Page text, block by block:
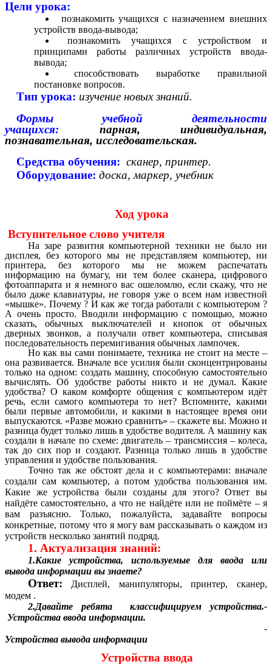
Цели урока:
познакомить учащихся с назначением внешних
устройств ввода-вывода;
познакомить учащихся с устройством и
принципами работы различных устройств ввода-
вывода;
способствовать выработке правильной
постановке вопросов.
Тип урока: изучение новых знаний.
Формы учебной деятельности
учащихся: парная, индивидуальная,
познавательная, исследовательская.
Средства обучения: сканер, принтер.
Оборудование: доска, маркер, учебник
Ход урока
Вступительное слово учителя
На заре развития компьютерной техники не было ни
дисплея, без которого мы не представляем компьютер, ни
принтера, без которого мы не можем распечатать
информацию на бумагу, ни тем более сканера, цифрового
фотоаппарата и я немного вас ошеломлю, если скажу, что не
было даже клавиатуры, не говоря уже о всем нам известной
«мышке». Почему ? И как же тогда работали с компьютером ?
А очень просто. Вводили информацию с помощью, можно
сказать, обычных выключателей и кнопок от обычных
дверных звонков, а получали ответ компьютера, списывая
последовательность перемигивания обычных лампочек.
Но как вы сами понимаете, техника не стоит на месте –
она развивается. Вначале все усилия были сконцентрированы
только на одном: создать машину, способную самостоятельно
вычислять. Об удобстве работы никто и не думал. Какие
удобства? О каком комфорте общения с компьютером идёт
речь, если самого компьютера то нет? Вспомните, какими
были первые автомобили, и какими в настоящее время они
выпускаются. «Разве можно сравнить» – скажете вы. Можно и
разница будет только лишь в удобстве водителя. А машину как
создали в начале по схеме: двигатель – трансмиссия – колеса,
так до сих пор и создают. Разница только лишь в удобстве
управления и удобстве пользования.
Точно так же обстоят дела и с компьютерами: вначале
создали сам компьютер, а потом удобства пользования им.
Какие же устройства были созданы для этого? Ответ вы
найдёте самостоятельно, а что не найдёте или не поймёте – я
вам разъясню. Только, пожалуйста, задавайте вопросы
конкретные, потому что я могу вам рассказывать о каждом из
устройств несколько занятий подряд.
1. Актуализация знаний:
1.Какие устройства, используемые для ввода или
вывода информации вы знаете?
Ответ: Дисплей, манипуляторы, принтер, сканер,
модем .
2.Давайте ребята классифицируем устройства.-
Устройства ввода информации.
-
Устройства вывода информации
Устройства ввода